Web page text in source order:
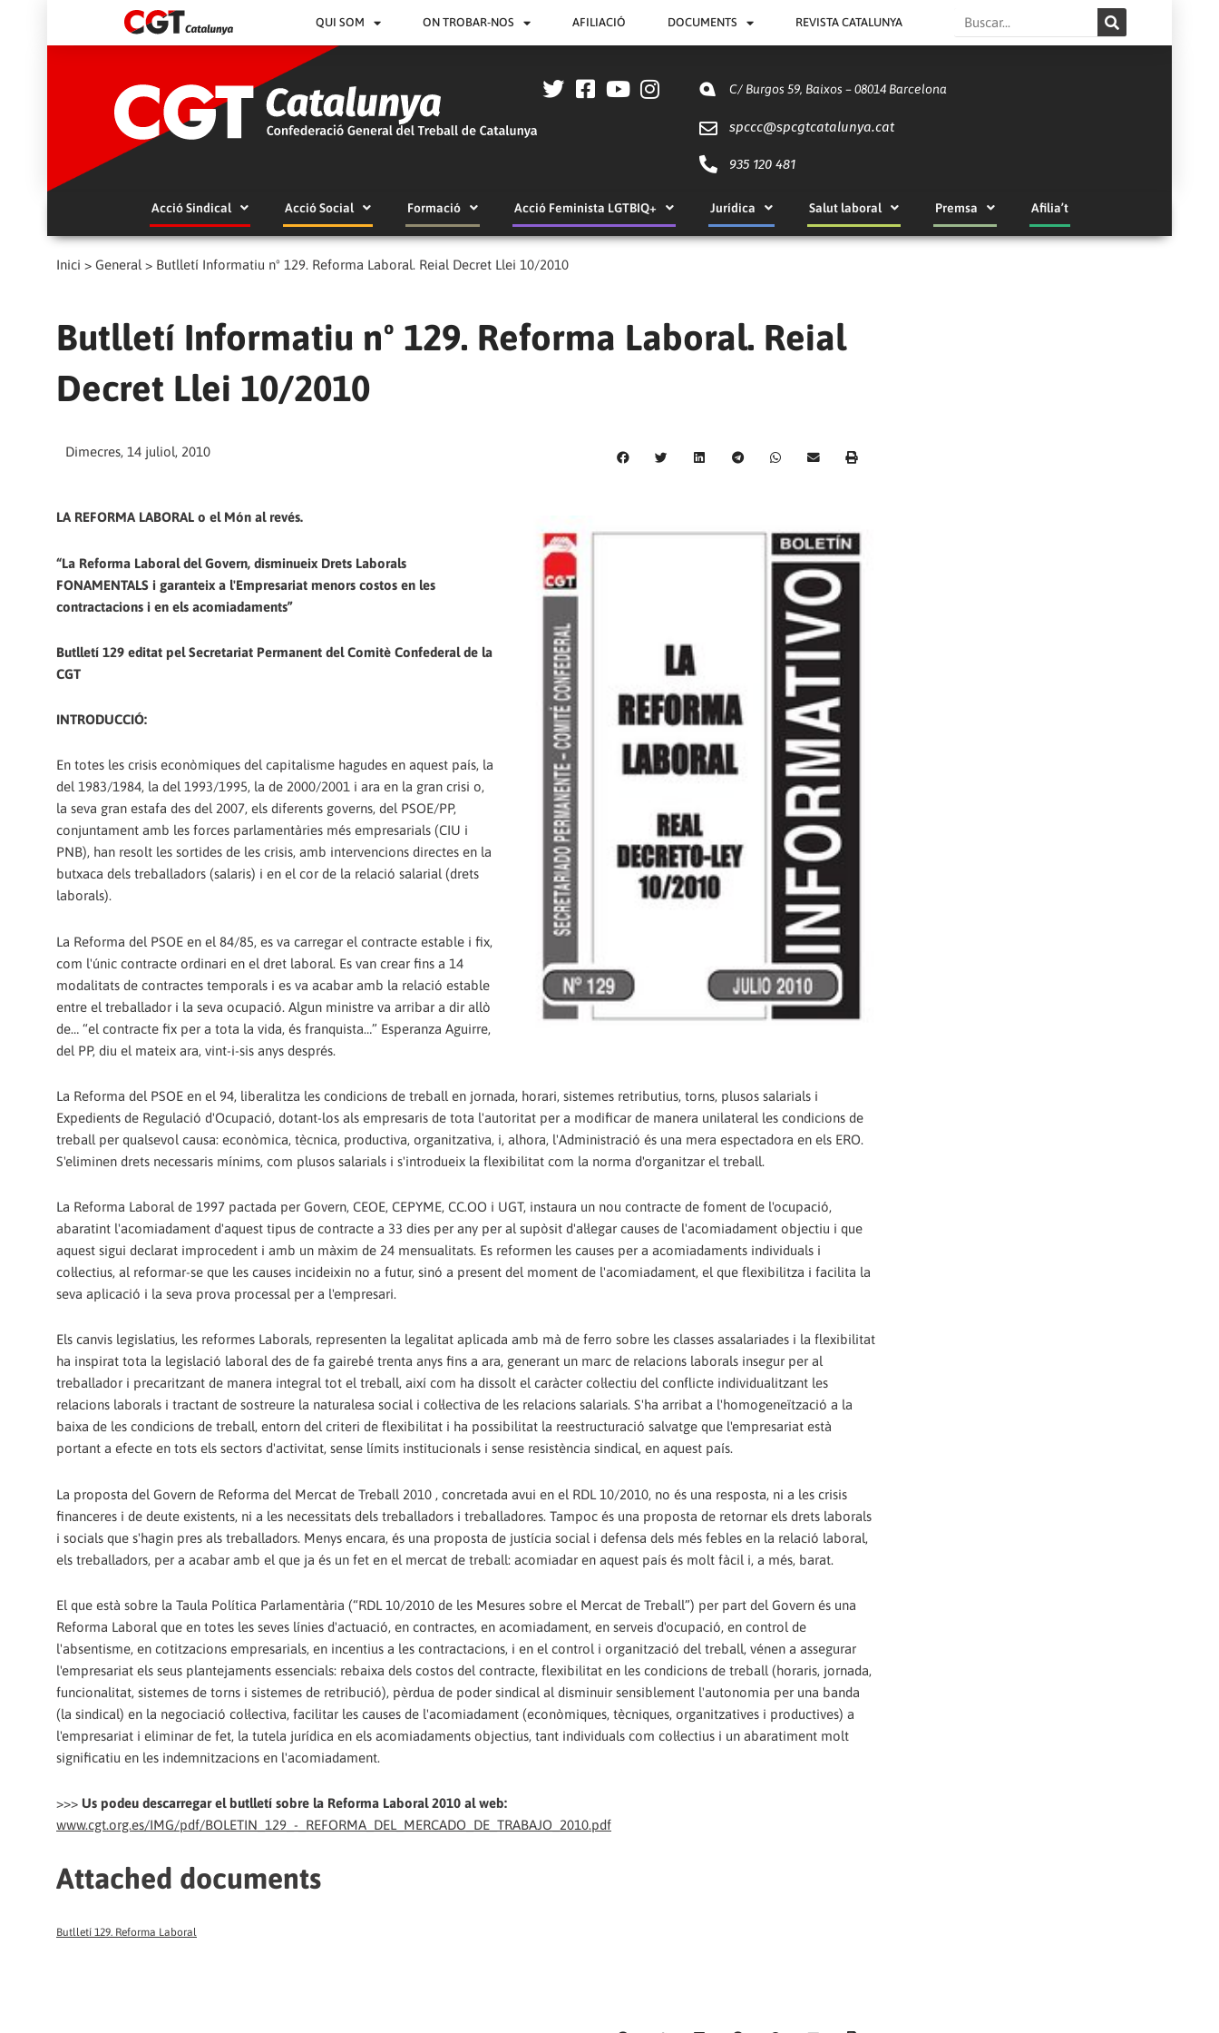
QUI SOM ON TROBAR-NOS AFILIACIÓ DOCUMENTS REVISTA CATALUNYA Search
C/ Burgos 59, Baixos – 08014 Barcelona
spccc@spcgtcatalunya.cat
935 120 481
Acció Sindical Acció Social Formació Acció Feminista LGTBIQ+ Jurídica Salut laboral Premsa Afilia’t
Inici > General > Butlletí Informatiu nº 129. Reforma Laboral. Reial Decret Llei 10/2010
Butlletí Informatiu nº 129. Reforma Laboral. Reial
Decret Llei 10/2010
Dimecres, 14 juliol, 2010
LA REFORMA LABORAL o el Món al revés.
“La Reforma Laboral del Govern, disminueix Drets Laborals
FONAMENTALS i garanteix a l'Empresariat menors costos en les
contractacions i en els acomiadaments”
Butlletí 129 editat pel Secretariat Permanent del Comitè Confederal de la
CGT
INTRODUCCIÓ:
En totes les crisis econòmiques del capitalisme hagudes en aquest país, la
del 1983/1984, la del 1993/1995, la de 2000/2001 i ara en la gran crisi o,
la seva gran estafa des del 2007, els diferents governs, del PSOE/PP,
conjuntament amb les forces parlamentàries més empresarials (CIU i
PNB), han resolt les sortides de les crisis, amb intervencions directes en la
butxaca dels treballadors (salaris) i en el cor de la relació salarial (drets
laborals).
La Reforma del PSOE en el 84/85, es va carregar el contracte estable i fix,
com l'únic contracte ordinari en el dret laboral. Es van crear fins a 14
modalitats de contractes temporals i es va acabar amb la relació estable
entre el treballador i la seva ocupació. Algun ministre va arribar a dir allò
de… “el contracte fix per a tota la vida, és franquista…” Esperanza Aguirre,
del PP, diu el mateix ara, vint-i-sis anys després.
La Reforma del PSOE en el 94, liberalitza les condicions de treball en jornada, horari, sistemes retributius, torns, plusos salarials i
Expedients de Regulació d'Ocupació, dotant-los als empresaris de tota l'autoritat per a modificar de manera unilateral les condicions de
treball per qualsevol causa: econòmica, tècnica, productiva, organitzativa, i, alhora, l'Administració és una mera espectadora en els ERO.
S'eliminen drets necessaris mínims, com plusos salarials i s'introdueix la flexibilitat com la norma d'organitzar el treball.
La Reforma Laboral de 1997 pactada per Govern, CEOE, CEPYME, CC.OO i UGT, instaura un nou contracte de foment de l'ocupació,
abaratint l'acomiadament d'aquest tipus de contracte a 33 dies per any per al supòsit d'al·legar causes de l'acomiadament objectiu i que
aquest sigui declarat improcedent i amb un màxim de 24 mensualitats. Es reformen les causes per a acomiadaments individuals i
col·lectius, al reformar-se que les causes incideixin no a futur, sinó a present del moment de l'acomiadament, el que flexibilitza i facilita la
seva aplicació i la seva prova processal per a l'empresari.
Els canvis legislatius, les reformes Laborals, representen la legalitat aplicada amb mà de ferro sobre les classes assalariades i la flexibilitat
ha inspirat tota la legislació laboral des de fa gairebé trenta anys fins a ara, generant un marc de relacions laborals insegur per al
treballador i precaritzant de manera integral tot el treball, així com ha dissolt el caràcter col·lectiu del conflicte individualitzant les
relacions laborals i tractant de sostreure la naturalesa social i col·lectiva de les relacions salarials. S'ha arribat a l'homogeneïtzació a la
baixa de les condicions de treball, entorn del criteri de flexibilitat i ha possibilitat la reestructuració salvatge que l'empresariat està
portant a efecte en tots els sectors d'activitat, sense límits institucionals i sense resistència sindical, en aquest país.
La proposta del Govern de Reforma del Mercat de Treball 2010 , concretada avui en el RDL 10/2010, no és una resposta, ni a les crisis
financeres i de deute existents, ni a les necessitats dels treballadors i treballadores. Tampoc és una proposta de retornar els drets laborals
i socials que s'hagin pres als treballadors. Menys encara, és una proposta de justícia social i defensa dels més febles en la relació laboral,
els treballadors, per a acabar amb el que ja és un fet en el mercat de treball: acomiadar en aquest país és molt fàcil i, a més, barat.
El que està sobre la Taula Política Parlamentària (“RDL 10/2010 de les Mesures sobre el Mercat de Treball”) per part del Govern és una
Reforma Laboral que en totes les seves línies d'actuació, en contractes, en acomiadament, en serveis d'ocupació, en control de
l'absentisme, en cotitzacions empresarials, en incentius a les contractacions, i en el control i organització del treball, vénen a assegurar
l'empresariat els seus plantejaments essencials: rebaixa dels costos del contracte, flexibilitat en les condicions de treball (horaris, jornada,
funcionalitat, sistemes de torns i sistemes de retribució), pèrdua de poder sindical al disminuir sensiblement l'autonomia per una banda
(la sindical) en la negociació col·lectiva, facilitar les causes de l'acomiadament (econòmiques, tècniques, organitzatives i productives) a
l'empresariat i eliminar de fet, la tutela jurídica en els acomiadaments objectius, tant individuals com col·lectius i un abaratiment molt
significatiu en les indemnitzacions en l'acomiadament.
>>> Us podeu descarregar el butlletí sobre la Reforma Laboral 2010 al web:
www.cgt.org.es/IMG/pdf/BOLETIN_129_-_REFORMA_DEL_MERCADO_DE_TRABAJO_2010.pdf
Attached documents
Butlletí 129. Reforma Laboral